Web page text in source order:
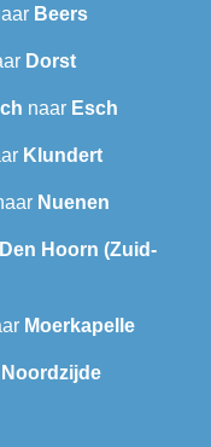
Beers
Dorst
naar Esch
Klundert
Nuenen
Den Hoorn (Zuid-
Moerkapelle
Noordzijde